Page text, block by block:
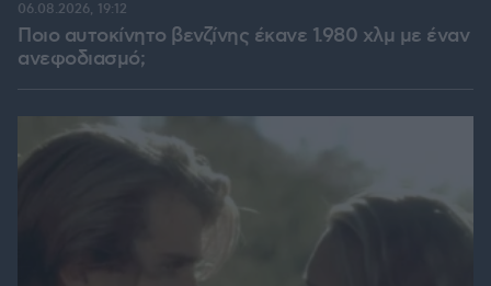
Ποιο αυτοκίνητο βενζίνης έκανε 1.980 χλμ με έναν
ανεφοδιασμό;
06.08.2026, 19:12